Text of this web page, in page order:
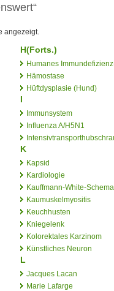
angezeigt.
H(Forts.)
Humanes
Hämostase
Hüftdysplasie (Hund)
I
Immunsystem
Influenza A/H5N1
K
Kapsid
Kardiologie
Kauffmann-White-Schema
Kaumuskelmyositis
Keuchhusten
Kniegelenk
Kolorektales Karzinom
Künstliches Neuron
L
Jacques Lacan
Marie Lafarge